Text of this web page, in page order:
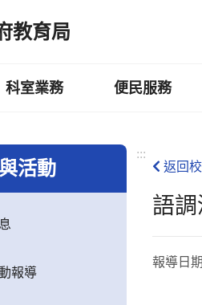
教育局
科室業務 便民服務
活動
報導
:::
返回
語
報導日